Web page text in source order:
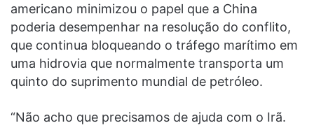
americano minimizou o papel que a China
poderia desempenhar na resolução do conflito,
que continua bloqueando o tráfego marítimo em
uma hidrovia que normalmente transporta um
quinto do suprimento mundial de petróleo.
“Não acho que precisamos de ajuda com o Irã.